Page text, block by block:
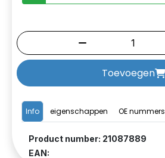
Info eigenschappen OE nummers
Product number: 21087889
EAN:
Toevoegen